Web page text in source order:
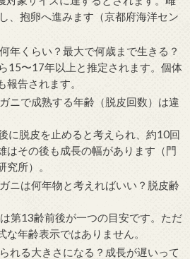
、抱卵へ進みます（京都府海洋セン
年くらい？最大で何歳まで生きる？
15〜17年以上と推定されます。個体
告されます。
ニで成熟する年齢（脱皮回数）は違
に脱皮を止めると考えられ、約10回
はその後も成長の幅があります（門
所）。
ニは何年物と考えればいい？脱皮齢
第13齢前後が一つの目安です。ただ
な年齢表示ではありません。
れる大きさになる？成長が遅いって